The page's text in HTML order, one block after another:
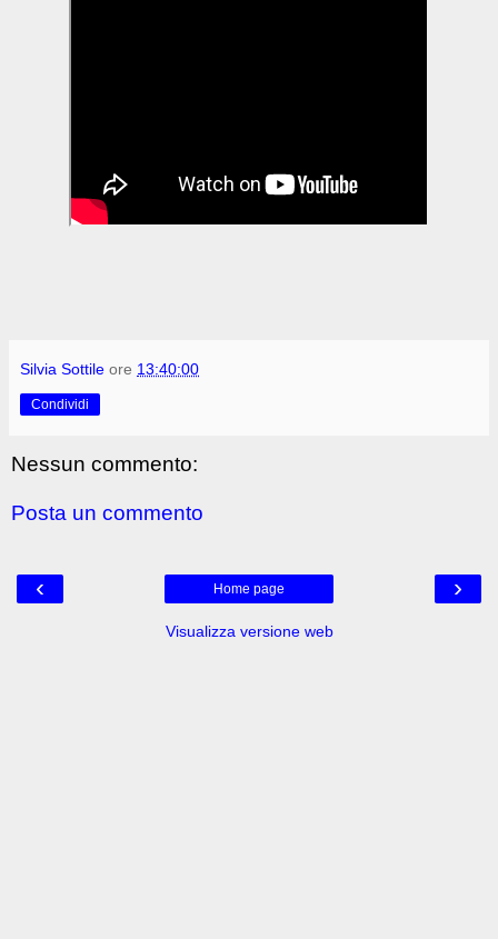
Silvia Sottile ore 13:40:00
Condividi
Nessun commento:
Posta un commento
‹ ›
Home page
Visualizza versione web